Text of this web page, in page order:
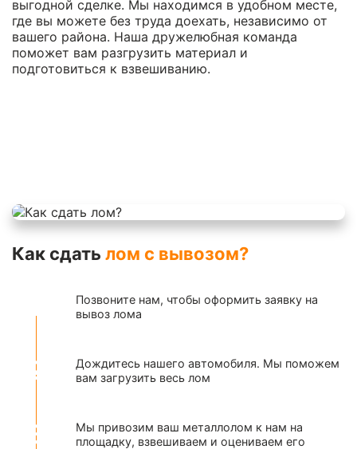
выгодной сделке. Мы находимся в удобном месте,
где вы можете без труда доехать, независимо от
вашего района. Наша дружелюбная команда
поможет вам разгрузить материал и
подготовиться к взвешиванию.
Как сдать лом с вывозом?
Позвоните нам, чтобы оформить заявку на
вывоз лома
Дождитесь нашего автомобиля. Мы поможем
вам загрузить весь лом
Мы привозим ваш металлолом к нам на
площадку, взвешиваем и оцениваем его